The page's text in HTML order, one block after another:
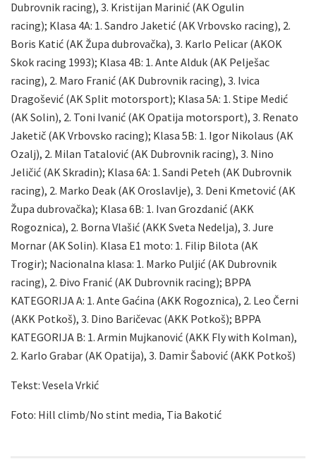
Dubrovnik racing), 3. Kristijan Marinić (AK Ogulin
racing); Klasa 4A: 1. Sandro Jaketić (AK Vrbovsko racing), 2.
Boris Katić (AK Župa dubrovačka), 3. Karlo Pelicar (AKOK
Skok racing 1993); Klasa 4B: 1. Ante Alduk (AK Pelješac
racing), 2. Maro Franić (AK Dubrovnik racing), 3. Ivica
Dragošević (AK Split motorsport); Klasa 5A: 1. Stipe Medić
(AK Solin), 2. Toni Ivanić (AK Opatija motorsport), 3. Renato
Jaketič (AK Vrbovsko racing); Klasa 5B: 1. Igor Nikolaus (AK
Ozalj), 2. Milan Tatalović (AK Dubrovnik racing), 3. Nino
Jeličić (AK Skradin); Klasa 6A: 1. Sandi Peteh (AK Dubrovnik
racing), 2. Marko Deak (AK Oroslavlje), 3. Deni Kmetović (AK
Župa dubrovačka); Klasa 6B: 1. Ivan Grozdanić (AKK
Rogoznica), 2. Borna Vlašić (AKK Sveta Nedelja), 3. Jure
Mornar (AK Solin). Klasa E1 moto: 1. Filip Bilota (AK
Trogir); Nacionalna klasa: 1. Marko Puljić (AK Dubrovnik
racing), 2. Đivo Franić (AK Dubrovnik racing); BPPA
KATEGORIJA A: 1. Ante Gaćina (AKK Rogoznica), 2. Leo Černi
(AKK Potkoš), 3. Dino Baričevac (AKK Potkoš); BPPA
KATEGORIJA B: 1. Armin Mujkanović (AKK Fly with Kolman),
2. Karlo Grabar (AK Opatija), 3. Damir Šabović (AKK Potkoš)
Tekst: Vesela Vrkić
Foto: Hill climb/No stint media, Tia Bakotić